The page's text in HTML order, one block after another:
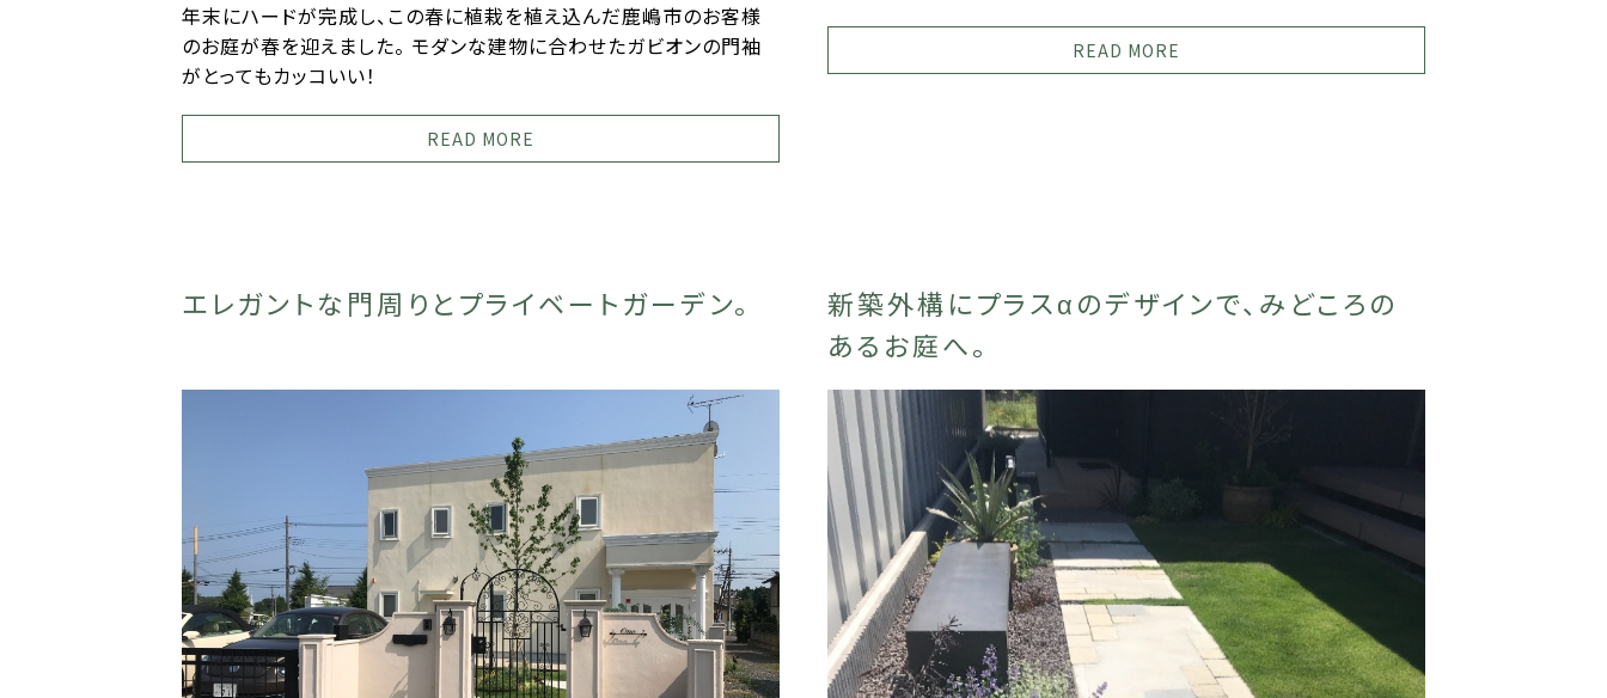
年末にハードが完成し、この春に植栽を植え込んだ鹿嶋市のお客様
のお庭が春を迎えました。 モダンな建物に合わせたガビオンの門袖
がとってもカッコいい！
READ MORE
READ MORE
エレガントな門周りとプライベートガーデン。
新築外構にプラスαのデザインで、みどころの
あるお庭へ。